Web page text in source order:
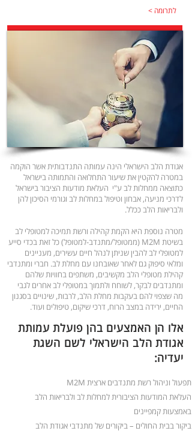
לתרומה >
אגודת הלב הישראלי הינה עמותה התנדבותית אשר הוקמה
במטרה להקטין את שיעור התחלואה והתמותה בישראל
כתוצאה ממחלות לב ע"י העלאת מודעות הציבור בישראל
לדרכי מניעה, אבחון וטיפול במחלות לב וגורמי הסיכון להן
ולבריאות הלב ככלל.
מטרה נוספת היא הקמת קהילה ורשת תמיכה למטופלי לב
בשיטת M2M (ממטופל/מתנדב-למטופל) כל זאת בכדי סייע
למטופלי לב להבין שניתן לנהל חיים עשירים, מעניינים
ומלאי סיפוק גם לאחר שאובחנו עם מחלת לב. חברי ומתנדבי
קהילת מטופלי הלב מקשיבים, משתפים בחוויות שלהם
ומתנדבים לבקר, לשוחח ולתמוך במטופלי לב אחרים לגבי
מה שצפוי להם בעקבות מחלת הלב, לרבות, שינויים בסגנון
החיים, ירידה במצב הרוח, דרכי שיקום, טיפולים ועוד.
אלו הן האמצעים בהן פועלת עמותת
אגודת הלב הישראלי לשם השגת
יעדיה:
תפעול וניהול רשת מתנדבים ארצית M2M
העלאת המודעות הציבורית למחלות לב ולבריאות הלב
באמצעות קמפיינים
ביקור בבית החולים – ביקורים של מתנדבי אגודת הלב